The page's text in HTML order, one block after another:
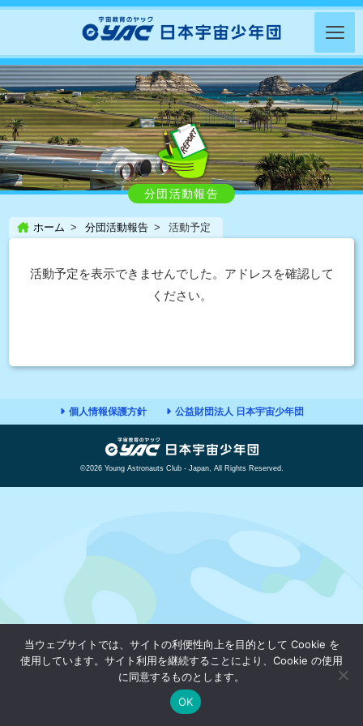
分団活動報告
ホーム 分団活動報告 活動予定
活動予定を表示できませんでした。アドレスを確認して
ください。
個人情報保護方針 公益財団法人 日本宇宙少年団
©2026 Young Astronauts Club - Japan, All Rights Reserved.
当ウェブサイトでは、サイトの利便性向上を目的として Cookie を
使用しています。サイト利用を継続することにより、Cookie の使用
に同意するものとします。
OK